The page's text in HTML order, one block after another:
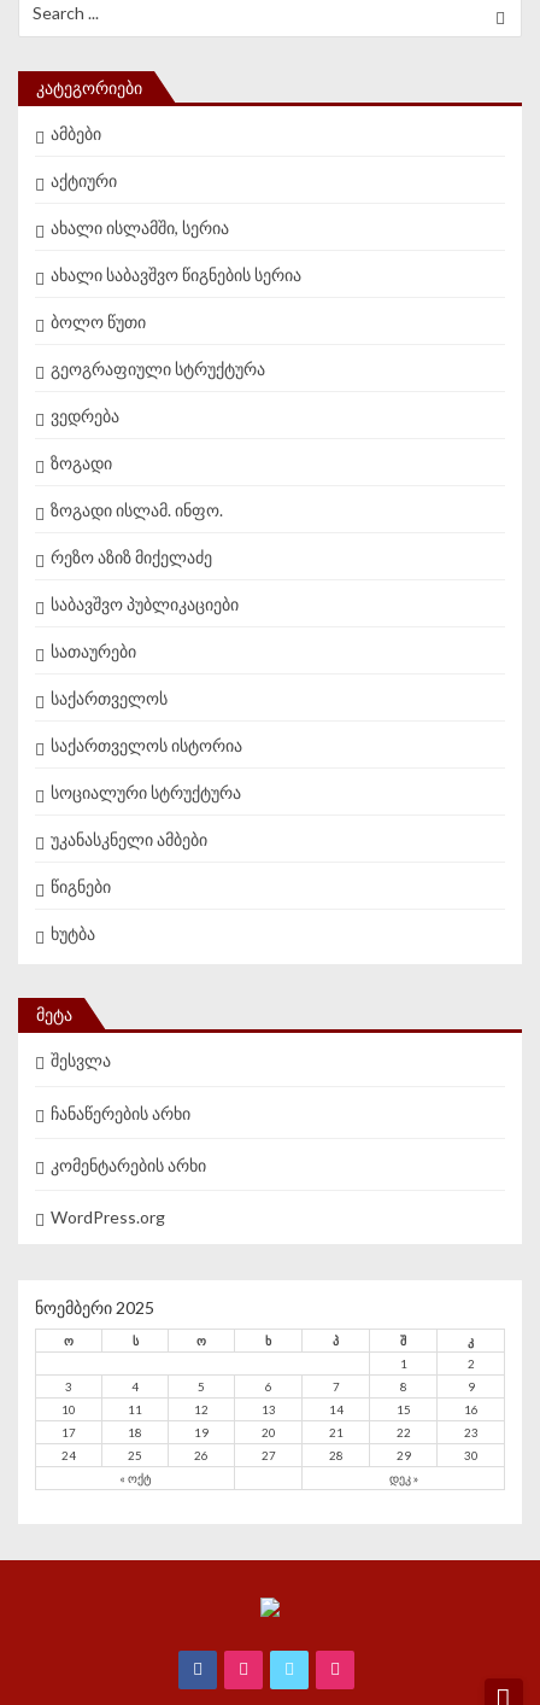
ᲙᲐᲢᲔᲒᲝᲠᲘᲔᲑᲘ
ამბები
აქტიური
ახალი ისლამში, სერია
ახალი საბავშვო წიგნების სერია
ბოლო წუთი
გეოგრაფიული სტრუქტურა
ვედრება
ზოგადი
ზოგადი ისლამ. ინფო.
რეზო აზიზ მიქელაძე
საბავშვო პუბლიკაციები
სათაურები
საქართველოს
საქართველოს ისტორია
სოციალური სტრუქტურა
უკანასკნელი ამბები
წიგნები
ხუტბა
ᲛᲔᲢᲐ
შესვლა
ჩანაწერების არხი
კომენტარების არხი
WordPress.org
ნოემბერი 2025
ო ს ო ხ პ შ კ
« ოქტ დეკ »
1
2
3
4 5 6 7 8
9
10
11 12 13 14 15
16
17
18 19 20 21 22
23
24
25 26 27 28 29 30